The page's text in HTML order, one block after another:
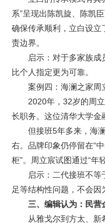
系”呈现出陈凯旋、陈凯
确保传承顺利，立白设立
责边界。
启示：对于多家族成员
比个人指定更为可靠。
案例四：海澜之家周
2020年，32岁的周立
长职务。这位清华大学金
但接班5年多来，海澜
右。品牌印象仍停留在“
柜”。周立宸试图通过“年
启示：二代接班不等
足等结构性问题，不会因
三、编辑认为：民营
从雅戈尔到方太、新